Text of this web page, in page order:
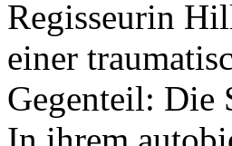
Regisseurin
einer
Gegenteil: Die